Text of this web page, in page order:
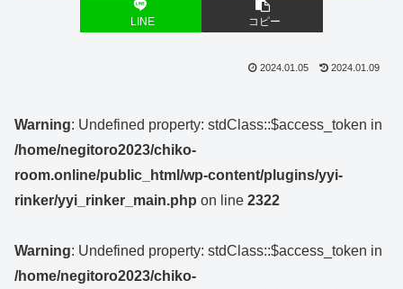
LINE コピー
2024.01.05 2024.01.09
Warning: Undefined property: stdClass::$access_token in
/home/negitoro2023/chiko-
room.online/public_html/wp-content/plugins/yyi-
rinker/yyi_rinker_main.php on line 2322
Warning: Undefined property: stdClass::$access_token in
/home/negitoro2023/chiko-